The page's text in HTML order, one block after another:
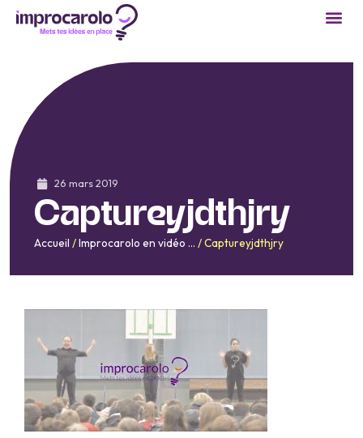
26 mars 2019
Captureyjdthjry
Accueil /Improcarolo en vidéo … /Captureyjdthjry